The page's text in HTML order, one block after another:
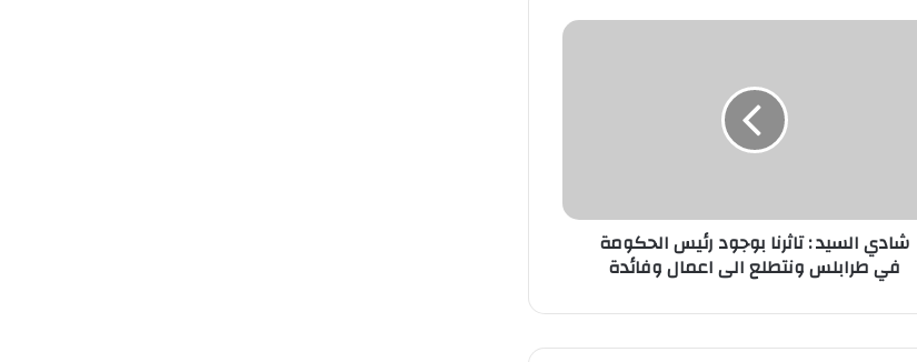
شادي السيد : تاثرنا بوجود رئيس الحكومة
في طرابلس ونتطلع الى اعمال وفائدة